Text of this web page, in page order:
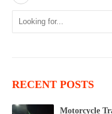
RECENT POSTS
Motorcycle